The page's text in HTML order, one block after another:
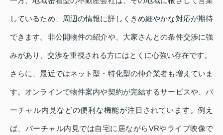
しているため、周辺の情報に詳しくきめ細やかな対応が期待
できます。非公開物件の紹介や、大家さんとの条件交渉に強
みがあり、交渉を重視される方にはとくに心強い存在です。
さらに、最近ではネット型・特化型の仲介業者も増えていま
す。オンラインで物件案内や契約が完結するサービスや、バ
ーチャル内見などの便利な機能が注目されています。例え
ば、バーチャル内見では自宅に居ながらVRやライブ映像で